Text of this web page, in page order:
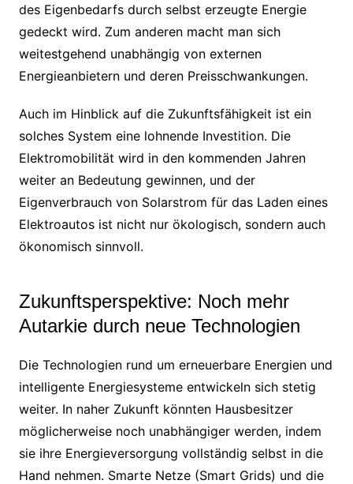
des Eigenbedarfs durch selbst erzeugte Energie
gedeckt wird. Zum anderen macht man sich
weitestgehend unabhängig von externen
Energieanbietern und deren Preisschwankungen.
Auch im Hinblick auf die Zukunftsfähigkeit ist ein
solches System eine lohnende Investition. Die
Elektromobilität wird in den kommenden Jahren
weiter an Bedeutung gewinnen, und der
Eigenverbrauch von Solarstrom für das Laden eines
Elektroautos ist nicht nur ökologisch, sondern auch
ökonomisch sinnvoll.
Zukunftsperspektive: Noch mehr
Autarkie durch neue Technologien
Die Technologien rund um erneuerbare Energien und
intelligente Energiesysteme entwickeln sich stetig
weiter. In naher Zukunft könnten Hausbesitzer
möglicherweise noch unabhängiger werden, indem
sie ihre Energieversorgung vollständig selbst in die
Hand nehmen. Smarte Netze (Smart Grids) und die